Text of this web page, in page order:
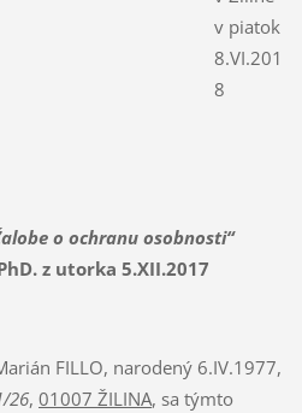
v piatok
8.VI.201
8
o ochranu osobnosti“
z utorka 5.XII.2017
FILLO, narodený 6.IV.1977,
26, 01007 ŽILINA, sa týmto